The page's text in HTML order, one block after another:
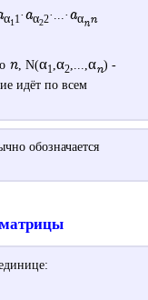
α11·aα22·...·aαnn
n, N(α1 α2,..., αn) -
идёт по всем
обозначается